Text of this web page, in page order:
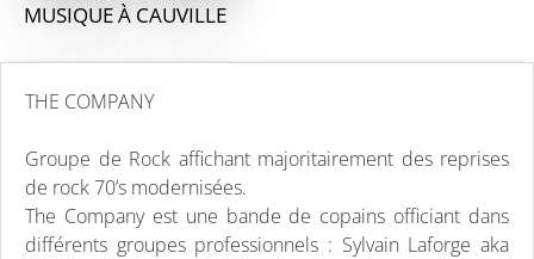
MUSIQUEÀ CAUVILLE
THE COMPANY
Groupe de Rock affichant majoritairement des reprises
de rock 70’s modernisées.
The Company est une bande de copains officiant dans
différents groupes professionnels : Sylvain Laforge aka